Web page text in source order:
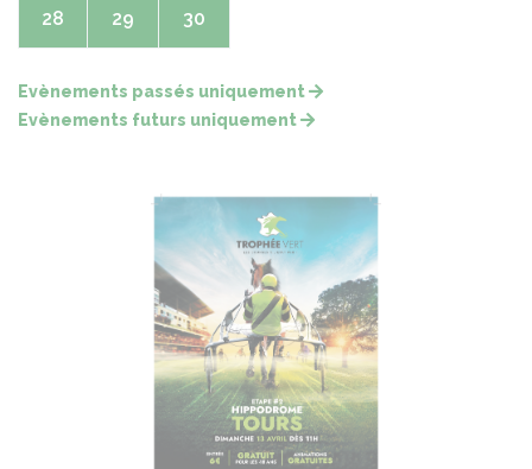
28 29 30
Evènements passés uniquement
Evènements futurs uniquement